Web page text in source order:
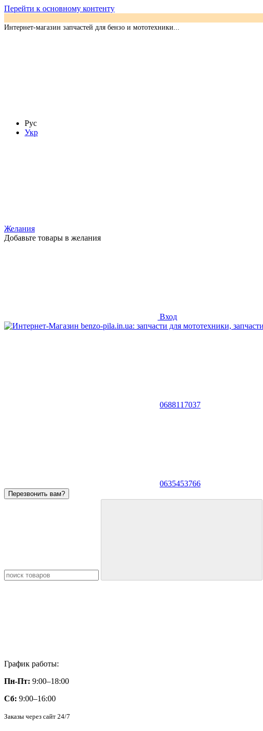
Перейти к основному контенту
Интернет-магазин запчастей для бензо и мототехники...
Рус
Укр
Желания
Добавьте товары в желания
Вход
0688117037
0635453766
Перезвонить вам?
График работы:
Пн-Пт: 9:00–18:00
Сб: 9:00–16:00
Заказы через сайт 24/7